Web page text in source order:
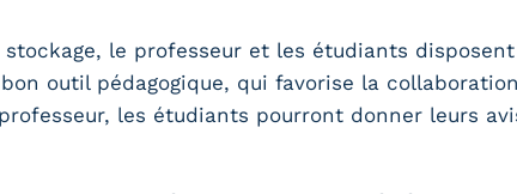
stockage, le professeur et les étudiants
outil pédagogique, qui favorise la
les étudiants pourront donner leurs